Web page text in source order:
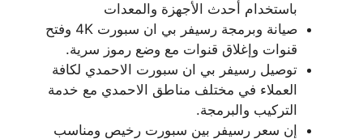
باستخدام أحدث الأجهزة والمعدات
صيانة وبرمجة رسيفر بي ان سبورت 4K وفتح
قنوات وإغلاق قنوات مع وضع رموز سرية.
توصيل رسيفر بي ان سبورت الاحمدي لكافة
العملاء في مختلف مناطق الاحمدي مع خدمة
التركيب والبرمجة.
إن سعر رسيفر بين سبورت رخيص ومناسب